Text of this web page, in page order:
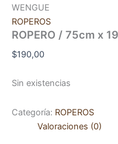
WENGUE
ROPEROS
ROPERO / 75cm x
$190,00
Sin existencias
Categoría: ROPEROS
Valoraciones (0)